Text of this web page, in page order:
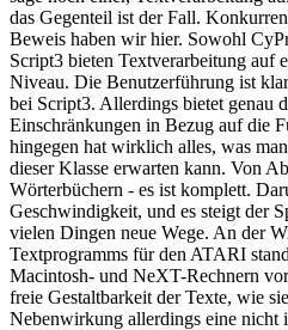
das Gegenteil ist der Fall.
Beweis haben wir hier. Sowohl
Script3 bieten Textverarbeitung auf
Niveau. Die Benutzerführung ist
bei Script3. Allerdings bietet genau
Einschränkungen in Bezug auf die
hingegen hat wirklich alles, was
dieser Klasse erwarten kann. Von
Wörterbüchern - es ist komplett.
Geschwindigkeit, und es steigt der
vielen Dingen neue Wege. An der
Textprogramms für den ATARI
Macintosh- und NeXT-Rechnern
freie Gestaltbarkeit der Texte, wie
Nebenwirkung allerdings eine nicht